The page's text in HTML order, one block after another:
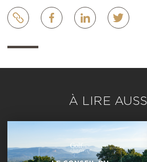
Lien FacebookLinkedInTwitter
À LIRE AUSSI